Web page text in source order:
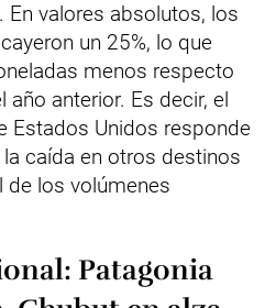
En valores absolutos, los
un 25%, lo que
menos respecto
anterior. Es decir, el
Estados Unidos responde
caída en otros destinos
de los volúmenes
Patagonia